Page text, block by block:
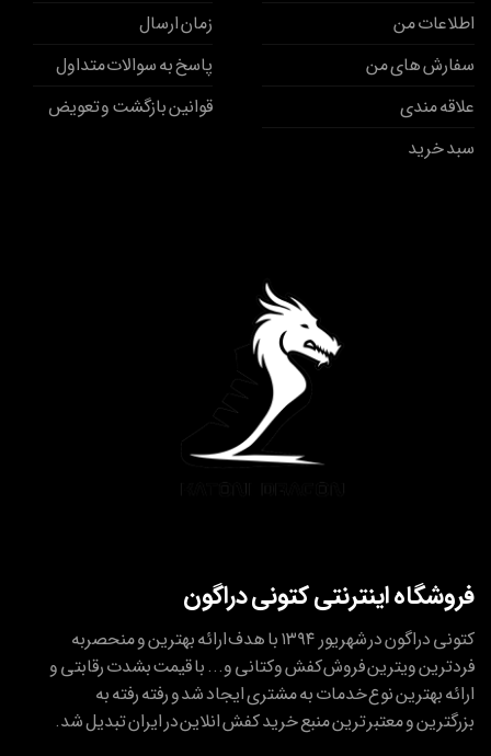
اطلاعات من
سفارش های من
علاقه مندی
سبد خرید
زمان ارسال
پاسخ به سوالات متداول
قوانین بازگشت و تعویض
فروشگاه اینترنتی کتونی دراگون
کتونی دراگون در شهریور ۱۳۹۴ با هدف ارائه بهترین و منحصربه
فردترین ویترین فروش کفش وکتانی و... با قیمت بشدت رقابتی و
ارائه بهترین نوع خدمات به مشتری ایجاد شد و رفته رفته به
بزرگترین و معتبر ترین منبع خرید کفش انلاین در ایران تبدیل شد.